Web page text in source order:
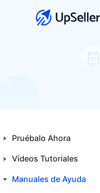
Pruébalo Ahora
Guía para Principiantes
Primeros Pasos
Vídeos Tutoriales
Inicio
Manuales de Ayuda